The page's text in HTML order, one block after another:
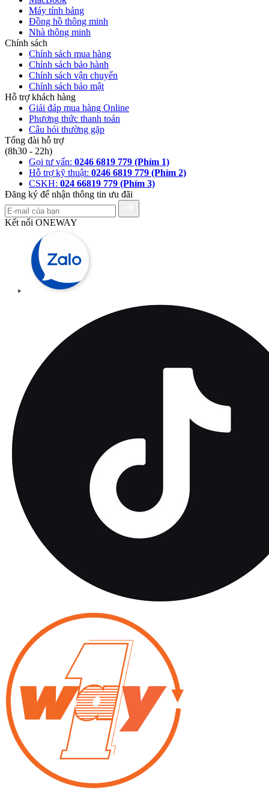
Máy tính bảng
Đồng hồ thông minh
Nhà thông minh
Chính sách
Chính sách mua hàng
Chính sách bảo hành
Chính sách vận chuyển
Chính sách bảo mật
Hỗ trợ khách hàng
Giải đáp mua hàng Online
Phương thức thanh toán
Câu hỏi thường gặp
Tổng đài hỗ trợ
(8h30 - 22h)
Gọi tư vấn: 0246 6819 779 (Phím 1)
Hỗ trợ kỹ thuật: 0246 6819 779 (Phím 2)
CSKH: 024 66819 779 (Phím 3)
Đăng ký để nhận thông tin ưu đãi
Kết nối ONEWAY